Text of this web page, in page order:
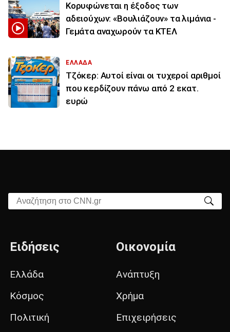
Κορυφώνεται η έξοδος των
αδειούχων: «Βουλιάζουν» τα λιμάνια -
Γεμάτα αναχωρούν τα ΚΤΕΛ
ΕΛΛΑΔΑ
Τζόκερ: Αυτοί είναι οι τυχεροί αριθμοί
που κερδίζουν πάνω από 2 εκατ.
ευρώ
Αναζήτηση στο CNN.gr
Ειδήσεις
Ελλάδα
Κόσμος
Πολιτική
Οικονομία
Ανάπτυξη
Χρήμα
Επιχειρήσεις